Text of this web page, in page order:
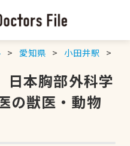
愛知県 小田井駅
日本胸部外科学
の獣医・動物